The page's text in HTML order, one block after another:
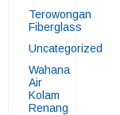
Terowongan
Fiberglass
Uncategorized
Wahana
Air
Kolam
Renang